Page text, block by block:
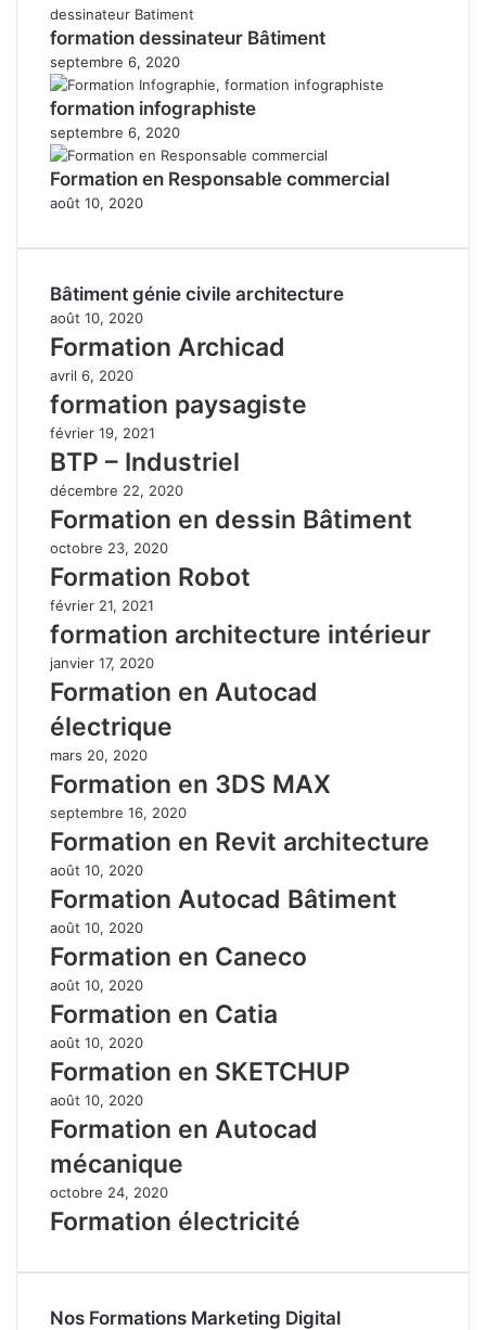
formation dessinateur Bâtiment
septembre 6, 2020
formation infographiste
septembre 6, 2020
Formation en Responsable commercial
août 10, 2020
Bâtiment génie civile architecture
août 10, 2020
Formation Archicad
avril 6, 2020
formation paysagiste
février 19, 2021
BTP – Industriel
décembre 22, 2020
Formation en dessin Bâtiment
octobre 23, 2020
Formation Robot
février 21, 2021
formation architecture intérieur
janvier 17, 2020
Formation en Autocad
électrique
mars 20, 2020
Formation en 3DS MAX
septembre 16, 2020
Formation en Revit architecture
août 10, 2020
Formation Autocad Bâtiment
août 10, 2020
Formation en Caneco
août 10, 2020
Formation en Catia
août 10, 2020
Formation en SKETCHUP
août 10, 2020
Formation en Autocad
mécanique
octobre 24, 2020
Formation électricité
Nos Formations Marketing Digital